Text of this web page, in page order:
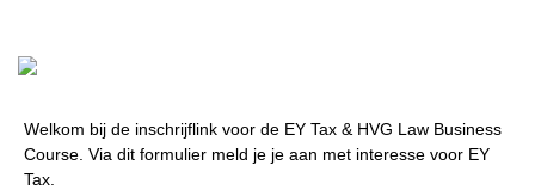
Welkom bij de inschrijflink voor de EY Tax & HVG Law Business
Course. Via dit formulier meld je je aan met interesse voor EY
Tax.